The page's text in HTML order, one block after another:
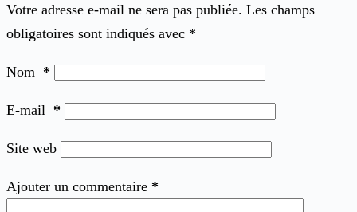
Votre adresse e-mail ne sera pas publiée. Les champs
obligatoires sont indiqués avec *
Nom *
E-mail *
Site web
Ajouter un commentaire *